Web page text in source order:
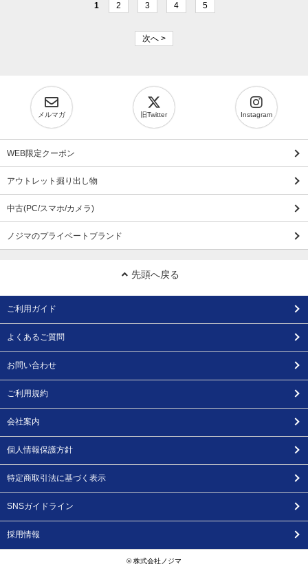
1 2 3 4 5
次へ >
メルマガ 旧Twitter Instagram
WEB限定クーポン
アウトレット掘り出し物
中古(PC/スマホ/カメラ)
ノジマのプライベートブランド
先頭へ戻る
ご利用ガイド
よくあるご質問
お問い合わせ
ご利用規約
会社案内
個人情報保護方針
特定商取引法に基づく表示
SNSガイドライン
採用情報
© 株式会社ノジマ